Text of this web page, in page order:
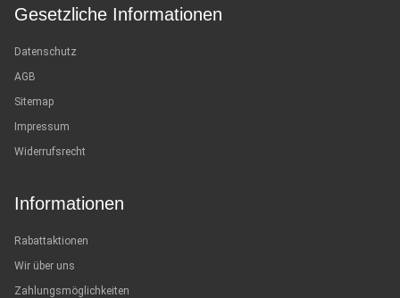
Gesetzliche Informationen
Datenschutz
AGB
Sitemap
Impressum
Widerrufsrecht
Informationen
Rabattaktionen
Wir über uns
Zahlungsmöglichkeiten